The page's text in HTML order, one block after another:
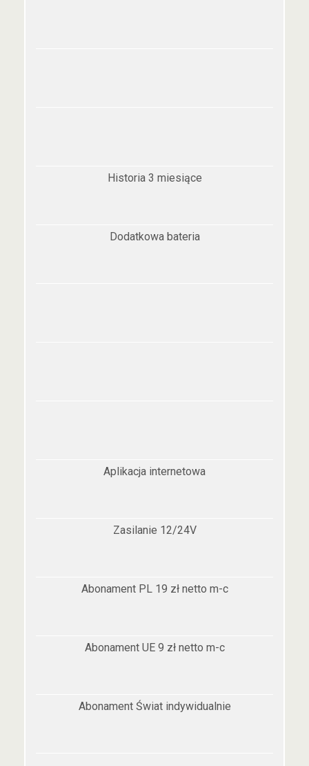
Historia 3 miesiące
Dodatkowa bateria
Aplikacja internetowa
Zasilanie 12/24V
Abonament PL 19 zł netto m-c
Abonament UE 9 zł netto m-c
Abonament Świat indywidualnie